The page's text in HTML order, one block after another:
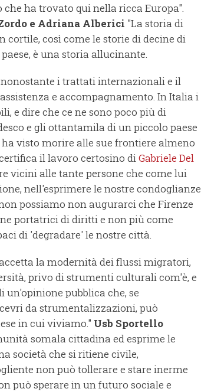
ha trovato qui nella ricca Europa".
e Adriana Alberici "La storia di
così come le storie di decine di
è una storia allucinante.
i trattati internazionali e il
e accompagnamento. In Italia i
e dire che ce ne sono poco più di
e gli ottantamila di un piccolo paese
ha visto morire alle sue frontiere almeno
certifica il lavoro certosino diGabriele Del
vicini alle tante persone che come lui
nell'esprimere le nostre condoglianze
possiamo non augurarci che Firenze
portatrici di diritti e non più come
di 'degradare' le nostre città.
la modernità dei flussi migratori,
privo di strumenti culturali com'è, e
pubblica che, se
da strumentalizzazioni, può
in cui viviamo." Usb Sportello
somala cittadina ed esprime le
società che si ritiene civile,
non può tollerare e stare inerme
può sperare in un futuro sociale e